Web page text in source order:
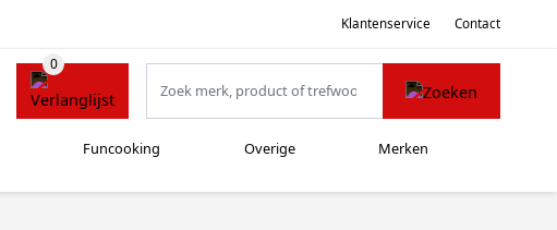
Klantenservice Contact
Funcooking Overige Merken